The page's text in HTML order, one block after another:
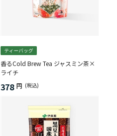
香るCold Brew Tea ジャスミン茶×
ライチ
378 円 (税込)